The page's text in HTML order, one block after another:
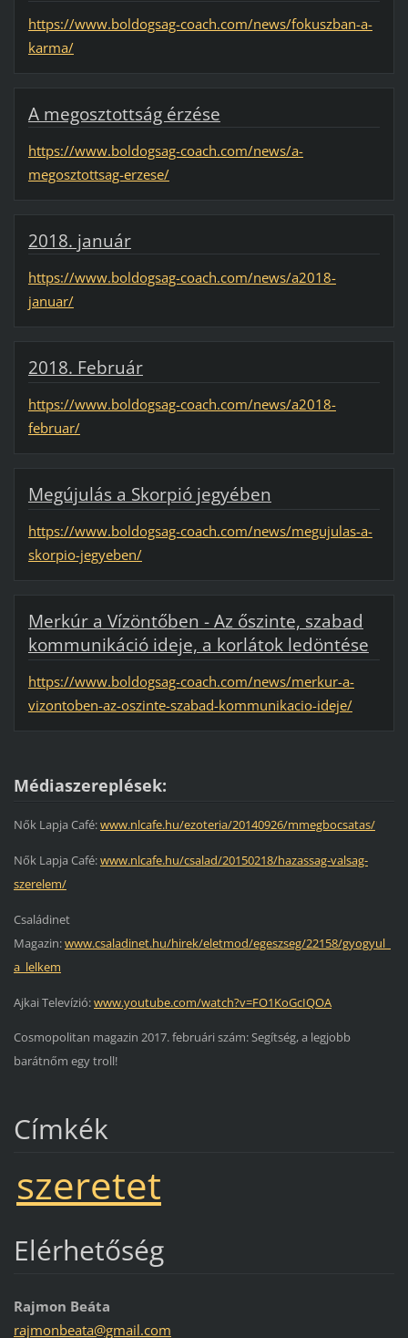
https://www.boldogsag-coach.com/news/fokuszban-a-
karma/
A megosztottság érzése
https://www.boldogsag-coach.com/news/a-
megosztottsag-erzese/
2018. január
https://www.boldogsag-coach.com/news/a2018-
januar/
2018. Február
https://www.boldogsag-coach.com/news/a2018-
februar/
Megújulás a Skorpió jegyében
https://www.boldogsag-coach.com/news/megujulas-a-
skorpio-jegyeben/
Merkúr a Vízöntőben - Az őszinte, szabad
kommunikáció ideje, a korlátok ledöntése
https://www.boldogsag-coach.com/news/merkur-a-
vizontoben-az-oszinte-szabad-kommunikacio-ideje/
Médiaszereplések:
Nők Lapja Café:www.nlcafe.hu/ezoteria/20140926/mmegbocsatas/
Nők Lapja Café:www.nlcafe.hu/csalad/20150218/hazassag-valsag-
szerelem/
Családinet
Magazin:www.csaladinet.hu/hirek/eletmod/egeszseg/22158/gyogyul_
a_lelkem
Ajkai Televízió:www.youtube.com/watch?v=FO1KoGcIQOA
Cosmopolitan magazin 2017. februári szám: Segítség, a legjobb
barátnőm egy troll!
Címkék
szeretet
Elérhetőség
Rajmon Beáta
rajmonbeata@gmail.com